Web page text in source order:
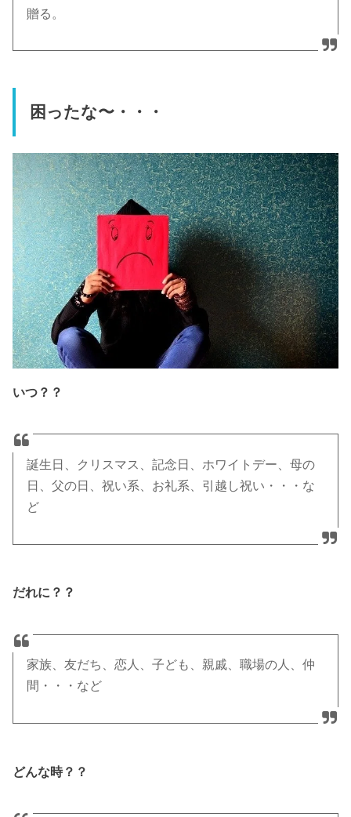
贈る。
困ったな〜・・・
いつ？？
誕生日、クリスマス、記念日、ホワイトデー、母の
日、父の日、祝い系、お礼系、引越し祝い・・・な
ど
だれに？？
家族、友だち、恋人、子ども、親戚、職場の人、仲
間・・・など
どんな時？？